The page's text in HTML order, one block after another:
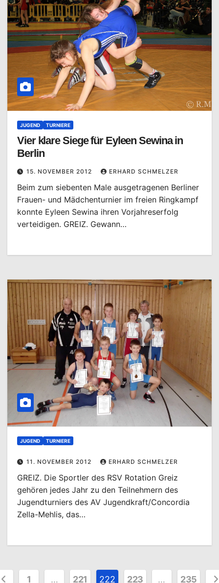
JUGEND TURNIERE
Vier klare Siege für Eyleen Sewina in
Berlin
15. NOVEMBER 2012 ERHARD SCHMELZER
Beim zum siebenten Male ausgetragenen Berliner
Frauen- und Mädchenturnier im freien Ringkampf
konnte Eyleen Sewina ihren Vorjahreserfolg
verteidigen. GREIZ. Gewann…
JUGEND TURNIERE
11. NOVEMBER 2012 ERHARD SCHMELZER
GREIZ. Die Sportler des RSV Rotation Greiz
gehören jedes Jahr zu den Teilnehmern des
Jugendturniers des AV Jugendkraft/Concordia
Zella-Mehlis, das…
1 … 221 222 223 … 235